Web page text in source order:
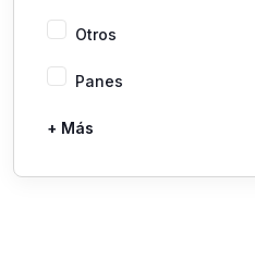
Otros
Panes
Pastas
Picaderas
Sazones y Salsas
Vegetales
+ Más